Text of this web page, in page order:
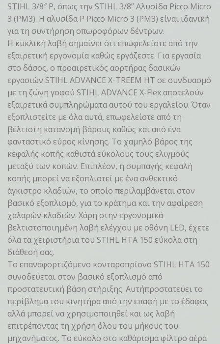
STIHL 3/8″ P, όπως την STIHL 3/8” Αλυσίδα Picco Micro
3 (PM3). Η αλυσίδα P Picco Micro 3 (PM3) είναι ιδανική
για τη συντήρηση οπωροφόρων δέντρων.
Η κυκλική λαβή σημαίνει ότι επωφελείστε από την
εξαιρετική εργονομία καθώς εργάζεστε. Για εργασία
στο δάσος, ο προαιρετικός αορτήρας δασικών
εργασιών STIHL ADVANCE X-TREEM HT σε συνδυασμό
με τη ζώνη γοφού STIHL ADVANCE X-Flex αποτελούν
εξαιρετικά συμπληρώματα αυτού του εργαλείου. Όταν
εξοπλιστείτε με όλα αυτά, επωφελείστε από τη
βέλτιστη κατανομή βάρους καθώς και από ένα
φανταστικό εύρος κίνησης. Το χαμηλό βάρος της
κεφαλής κοπής καθιστά εύκολους τους ελιγμούς
μεταξύ των κοπών. Επιπλέον, η συμπαγής κεφαλή
κοπής μπορεί να εξοπλιστεί με ένα ανθεκτικό
άγκιστρο κλαδιών, το οποίο περιλαμβάνεται στον
βασικό εξοπλισμό, για το κράτημα και την αφαίρεση
χαλαρών κλαδιών. Χάρη στην εργονομικά
βελτιστοποιημένη λαβή ελέγχου με οθόνη LED, έχετε
όλα τα χειριστήρια του STIHL HTA 150 εύκολα στη
διάθεσή σας.
Το επαναφορτιζόμενο κονταροπρίονο STIHL HTA 150
συνοδεύεται στον βασικό εξοπλισμό από
προστατευτική βάση στήριξης. Αυτήπροστατεύει το
περίβλημα του κινητήρα από την επαφή με το έδαφος
αλλά μπορεί να χρησιμοποιηθεί και ως λαβή
επιτρέποντας τη χρήση όλου του μήκους του
μηχανήματος. Το εύκολο στο καθάρισμα φίλτρο αέρα